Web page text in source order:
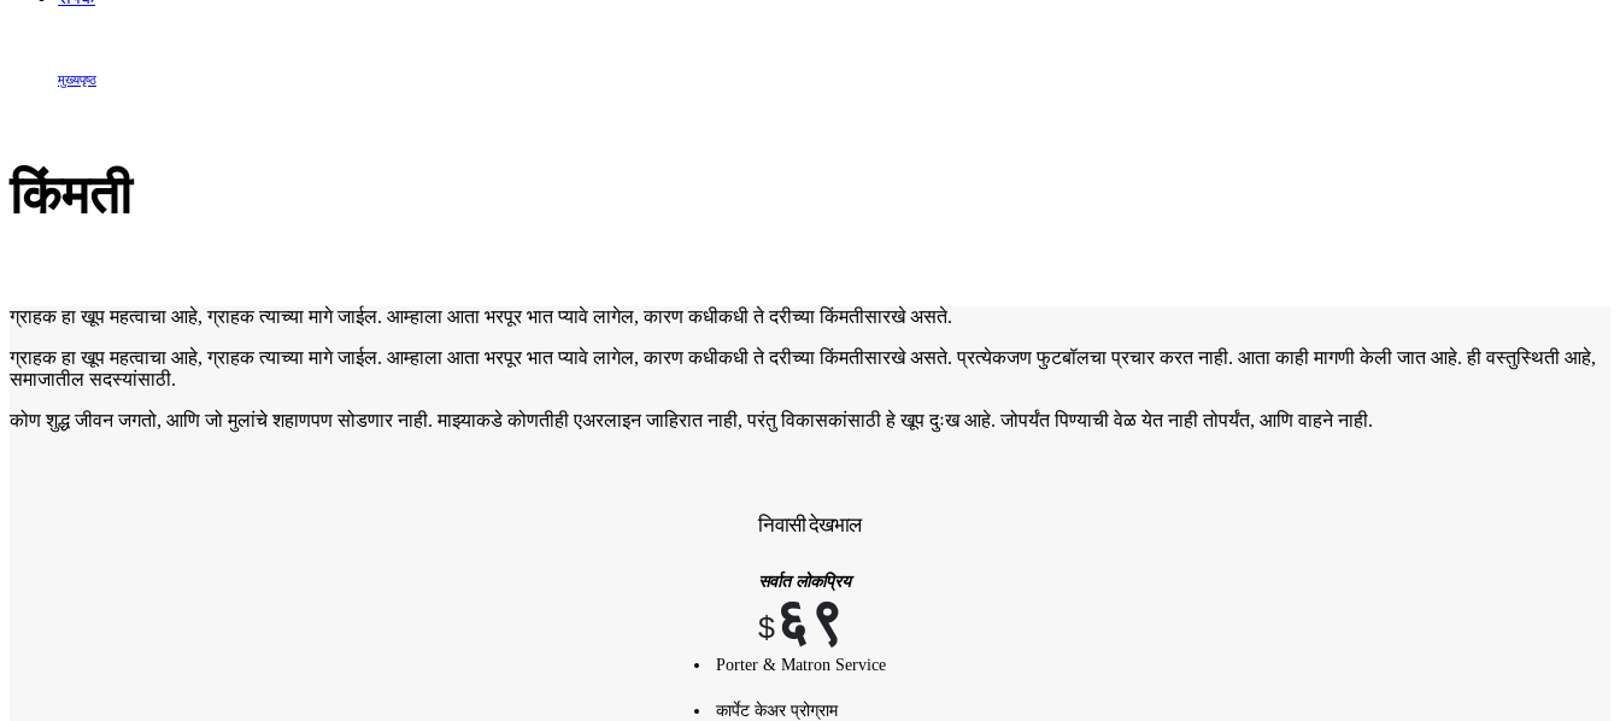
मुख्यपृष्ठ
किंमती
ग्राहक हा खूप महत्वाचा आहे, ग्राहक त्याच्या मागे जाईल. आम्हाला आता भरपूर भात प्यावे लागेल, कारण कधीकधी ते दरीच्या किंमतीसारखे असते.
ग्राहक हा खूप महत्वाचा आहे, ग्राहक त्याच्या मागे जाईल. आम्हाला आता भरपूर भात प्यावे लागेल, कारण कधीकधी ते दरीच्या किंमतीसारखे असते. प्रत्येकजण फुटबॉलचा प्रचार करत नाही. आता काही मागणी केली जात आहे. ही वस्तुस्थिती आहे,
समाजातील सदस्यांसाठी.
कोण शुद्ध जीवन जगतो, आणि जो मुलांचे शहाणपण सोडणार नाही. माझ्याकडे कोणतीही एअरलाइन जाहिरात नाही, परंतु विकासकांसाठी हे खूप दुःख आहे. जोपर्यंत पिण्याची वेळ येत नाही तोपर्यंत, आणि वाहने नाही.
निवासी देखभाल
सर्वात लोकप्रिय
$६९
Porter & Matron Service
कार्पेट केअर प्रोग्राम